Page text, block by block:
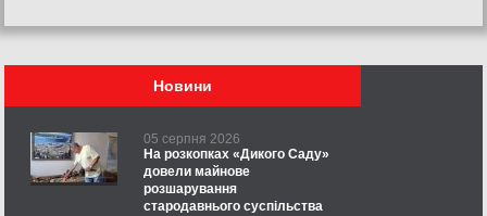
Новини
05 серпня 2026
На розкопках «Дикого Саду»
довели майнове
розшарування
стародавнього суспільства